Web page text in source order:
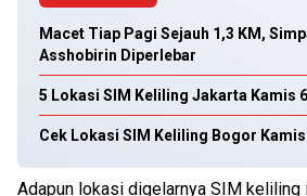
Macet Tiap Pagi Sejauh 1,3 KM,
Asshobirin Diperlebar
5 Lokasi SIM Keliling Jakarta Kamis
Cek Lokasi SIM Keliling Bogor
Adapun lokasi digelarnya SIM keliling